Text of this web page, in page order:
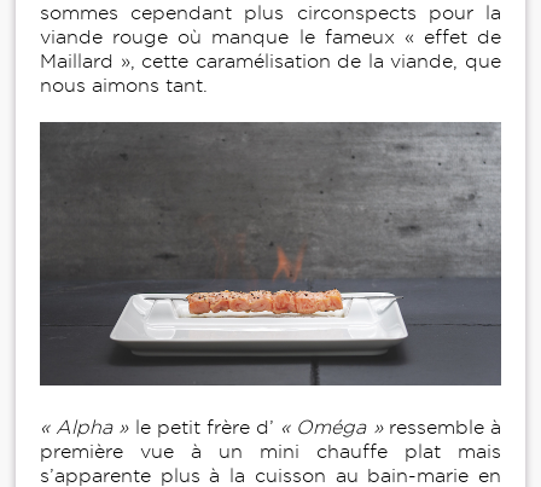
sommes cependant plus circonspects pour la
viande rouge où manque le fameux « effet de
Maillard », cette caramélisation de la viande, que
nous aimons tant.
« Alpha »le petit frère d’ « Oméga »ressemble à
première vue à un mini chauffe plat mais
s’apparente plus à la cuisson au bain-marie en